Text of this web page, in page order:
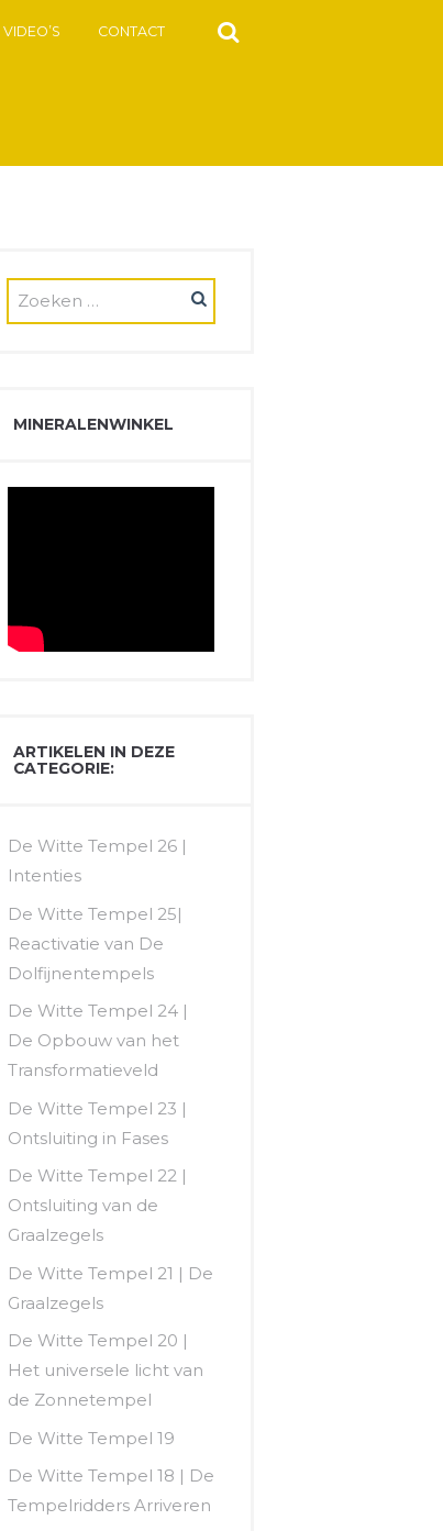
VIDEO’S CONTACT
MINERALENWINKEL
ARTIKELEN IN DEZE
CATEGORIE:
De Witte Tempel 26 |
Intenties
De Witte Tempel 25|
Reactivatie van De
Dolfijnentempels
De Witte Tempel 24 |
De Opbouw van het
Transformatieveld
De Witte Tempel 23 |
Ontsluiting in Fases
De Witte Tempel 22 |
Ontsluiting van de
Graalzegels
De Witte Tempel 21 | De
Graalzegels
De Witte Tempel 20 |
Het universele licht van
de Zonnetempel
De Witte Tempel 19
De Witte Tempel 18 | De
Tempelridders Arriveren